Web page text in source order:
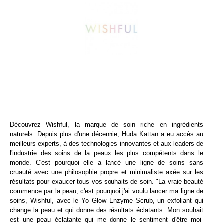
Découvrez Wishful, la marque de soin riche en ingrédients
naturels. Depuis plus d'une décennie, Huda Kattan a eu accès au
meilleurs experts, à des technologies innovantes et aux leaders de
l'industrie des soins de la peaux les plus compétents dans le
monde. C'est pourquoi elle a lancé une ligne de soins sans
cruauté avec une philosophie propre et minimaliste axée sur les
résultats pour exaucer tous vos souhaits de soin. "La vraie beauté
commence par la peau, c'est pourquoi j'ai voulu lancer ma ligne de
soins, Wishful, avec le Yo Glow Enzyme Scrub, un exfoliant qui
change la peau et qui donne des résultats éclatants. Mon souhait
est une peau éclatante qui me donne le sentiment d'être moi-